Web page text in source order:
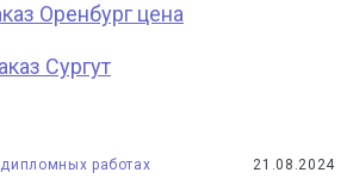
Оренбург цена
Сургут
21.08.2024
работах